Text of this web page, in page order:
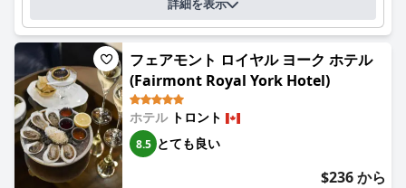
詳細を表示
フェアモント ロイヤル ヨーク ホテル
(Fairmont Royal York Hotel)
ホテル トロント
8.5 とても良い
$236 から